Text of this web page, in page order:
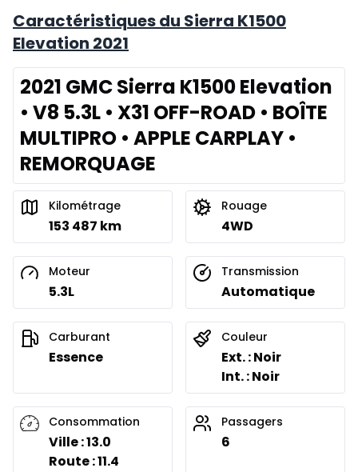
Caractéristiques du Sierra K1500
Elevation 2021
2021 GMC Sierra K1500 Elevation
• V8 5.3L • X31 OFF-ROAD • BOÎTE
MULTIPRO • APPLE CARPLAY •
REMORQUAGE
Kilométrage
153 487 km
Rouage
4WD
Moteur
5.3L
Transmission
Automatique
Carburant
Essence
Couleur
Ext. : Noir
Int. : Noir
Consommation
Ville : 13.0
Route : 11.4
Passagers
6